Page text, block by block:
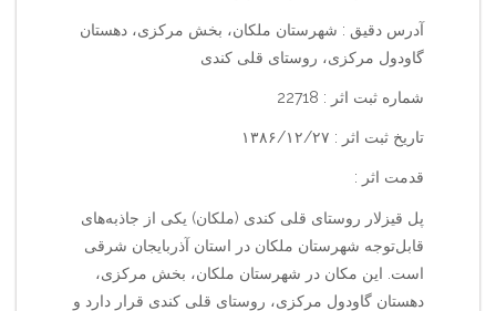
آدرس دقیق : شهرستان ملکان، بخش مرکزی، دهستان
گاودول مرکزی، روستای قلی کندی
شماره ثبت اثر : 22718
تاریخ ثبت اثر : ۱۳۸۶/۱۲/۲۷
قدمت اثر :
پل قیزلار روستای قلی کندی (ملکان) یکی از جاذبه‌های
قابل‌توجه شهرستان ملکان در استان آذربایجان شرقی
است. این مکان در شهرستان ملکان، بخش مرکزی،
دهستان گاودول مرکزی، روستای قلی کندی قرار دارد و